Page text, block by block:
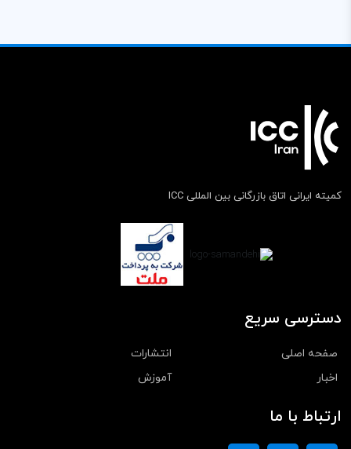
کمیته ایرانی اتاق بازرگانی بین المللی ICC
دسترسی سریع
صفحه اصلی
انتشارات
اخبار
آموزش
ارتباط با ما